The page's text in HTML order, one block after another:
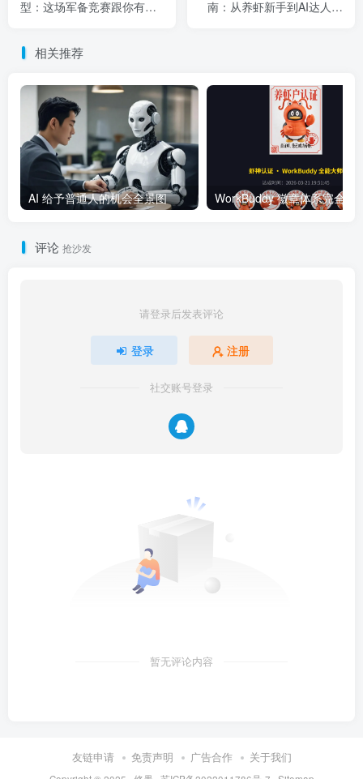
型：这场军备竞赛跟你有什
南：从养虾新手到AI达人的
相关推荐
AI 给予普通人的机会全景图
评论 抢沙发
请登录后发表评论
登录 注册
社交账号登录
暂无评论内容
友链申请 免责声明 广告合作 关于我们